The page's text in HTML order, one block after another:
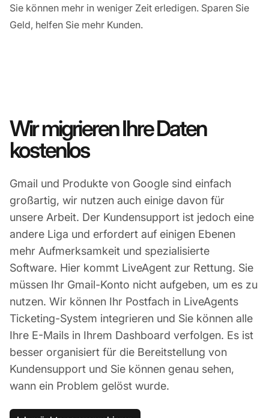
Sie können mehr in weniger Zeit erledigen. Sparen Sie
Geld, helfen Sie mehr Kunden.
Wir migrieren Ihre Daten
kostenlos
Gmail und Produkte von Google sind einfach
großartig, wir nutzen auch einige davon für
unsere Arbeit. Der Kundensupport ist jedoch eine
andere Liga und erfordert auf einigen Ebenen
mehr Aufmerksamkeit und spezialisierte
Software. Hier kommt LiveAgent zur Rettung. Sie
müssen Ihr Gmail-Konto nicht aufgeben, um es zu
nutzen. Wir können Ihr Postfach in LiveAgents
Ticketing-System integrieren und Sie können alle
Ihre E-Mails in Ihrem Dashboard verfolgen. Es ist
besser organisiert für die Bereitstellung von
Kundensupport und Sie können genau sehen,
wann ein Problem gelöst wurde.